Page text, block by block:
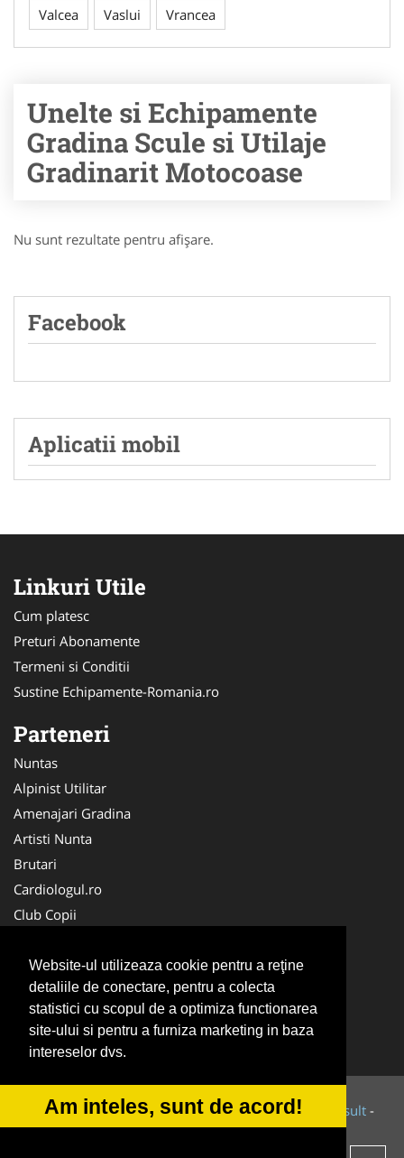
Website-ul utilizeaza cookie pentru a reţine
detaliile de conectare, pentru a colecta
statistici cu scopul de a optimiza functionarea
site-ului si pentru a furniza marketing in baza
intereselor dvs.
Am inteles, sunt de acord!
Valcea Vaslui Vrancea
Unelte si Echipamente
Gradina Scule si Utilaje
Gradinarit Motocoase
Nu sunt rezultate pentru afişare.
Facebook
Aplicatii mobil
Linkuri Utile
Cum platesc
Preturi Abonamente
Termeni si Conditii
Sustine Echipamente-Romania.ro
Parteneri
Nuntas
Alpinist Utilitar
Amenajari Gradina
Artisti Nunta
Brutari
Cardiologul.ro
Club Copii
Ambalaje Romania
Cabinet-Individual.ro
CentruInchirieri.ro
Cursuri Romania
© 2014-2026 Powered byVilonMedia&Tokaido Consult -